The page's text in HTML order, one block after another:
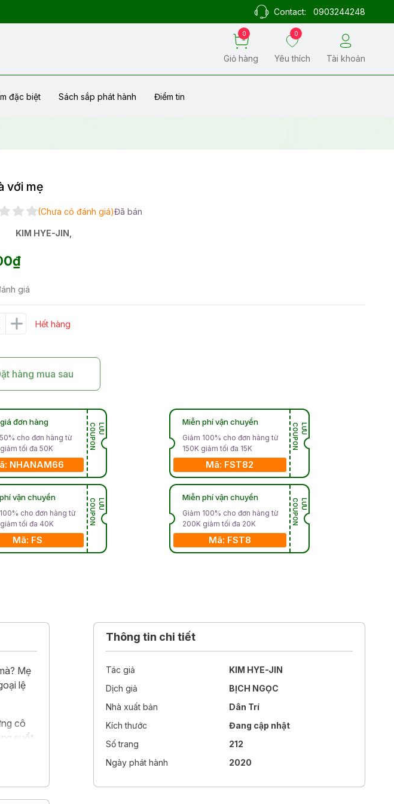
Contact: 0903244248
0
Giỏ hàng
0
Yêu thích Tài khoản
đặc biệt Sách sắp phát hành Điểm tin
với mẹ
(Chưa có đánh giá)Đã bán
KIM HYE-JIN
giá
Hết hàng
hàng mua sau
đơn hàng
cho đơn hàng từ
tối đa 50K
NHANAM66
L
Ư
U
C
O
U
P
O
N
vận chuyển
cho đơn hàng từ
tối đa 40K
Mã: FS
L
Ư
U
C
O
U
P
O
N
Miễn phí vận chuyển
Giảm 100% cho đơn hàng từ
150K giảm tối đa 15K
Mã: FST82
L
Ư
U
C
O
U
P
O
N
Miễn phí vận chuyển
Giảm 100% cho đơn hàng từ
200K giảm tối đa 20K
Mã: FST8
L
Ư
U
C
O
U
P
O
N
Mẹ
lệ
cô
suốt
có
đôi
Thông tin chi tiết
Tác giả
KIM HYE-JIN
Dịch giả
BỊCH NGỌC
Nhà xuất bản
Dân Trí
Kích thước
Đang cập nhật
Số trang
212
Ngày phát hành
2020